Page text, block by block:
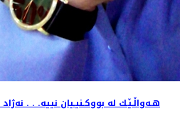
هـه‌واڵـێـك له‌ بووكـنیـیان نییه‌. . .